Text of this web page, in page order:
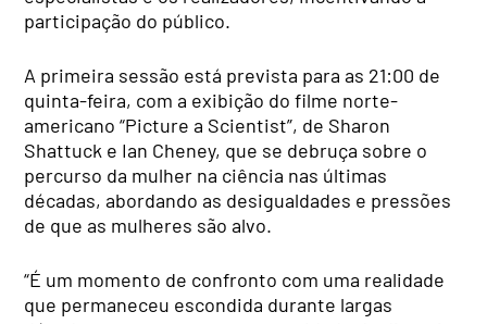
participação do público.
A primeira sessão está prevista para as 21:00 de
quinta-feira, com a exibição do filme norte-
americano “Picture a Scientist”, de Sharon
Shattuck e Ian Cheney, que se debruça sobre o
percurso da mulher na ciência nas últimas
décadas, abordando as desigualdades e pressões
de que as mulheres são alvo.
“É um momento de confronto com uma realidade
que permaneceu escondida durante largas